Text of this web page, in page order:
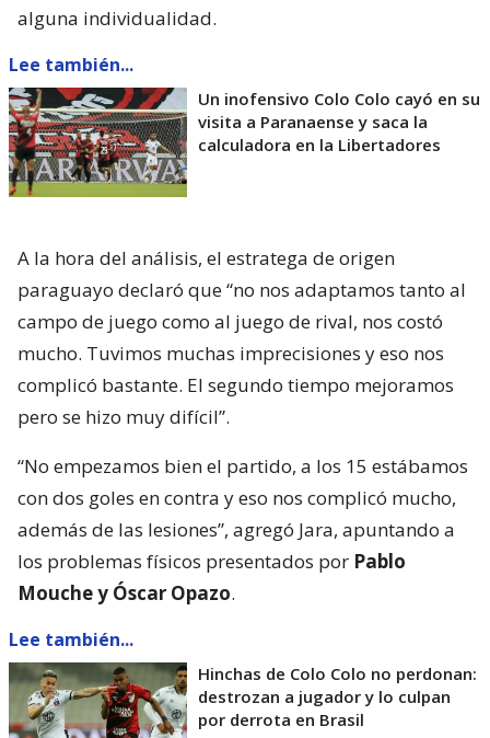
alguna individualidad.
Lee también...
Un inofensivo Colo Colo cayó en su
visita a Paranaense y saca la
calculadora en la Libertadores
A la hora del análisis, el estratega de origen
paraguayo declaró que “no nos adaptamos tanto al
campo de juego como al juego de rival, nos costó
mucho. Tuvimos muchas imprecisiones y eso nos
complicó bastante. El segundo tiempo mejoramos
pero se hizo muy difícil”.
“No empezamos bien el partido, a los 15 estábamos
con dos goles en contra y eso nos complicó mucho,
además de las lesiones”, agregó Jara, apuntando a
los problemas físicos presentados por Pablo
Mouche y Óscar Opazo.
Lee también...
Hinchas de Colo Colo no perdonan:
destrozan a jugador y lo culpan
por derrota en Brasil